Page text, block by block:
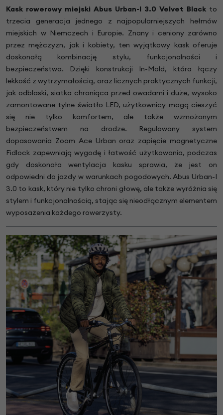
Kask rowerowy miejski Abus Urban-I 3.0 Velvet Black to
trzecia generacja jednego z najpopularniejszych hełmów
miejskich w Niemczech i Europie. Znany i ceniony zarówno
przez mężczyzn, jak i kobiety, ten wyjątkowy kask oferuje
doskonałą kombinację stylu, funkcjonalności i
bezpieczeństwa. Dzięki konstrukcji In-Mold, która łączy
lekkość z wytrzymałością, oraz licznych praktycznych funkcji,
jak odblaski, siatka chroniąca przed owadami i duże, wysoko
zamontowane tylne światło LED, użytkownicy mogą cieszyć
się nie tylko komfortem, ale także wzmożonym
bezpieczeństwem na drodze. Regulowany system
dopasowania Zoom Ace Urban oraz zapięcie magnetyczne
Fidlock zapewniają wygodę i łatwość użytkowania, podczas
gdy doskonała wentylacja kasku sprawia, że jest on
odpowiedni do jazdy w warunkach pogodowych. Abus Urban-I
3.0 to kask, który nie tylko chroni głowę, ale także wyróżnia się
stylem i funkcjonalnością, stając się nieodłącznym elementem
wyposażenia każdego rowerzysty.